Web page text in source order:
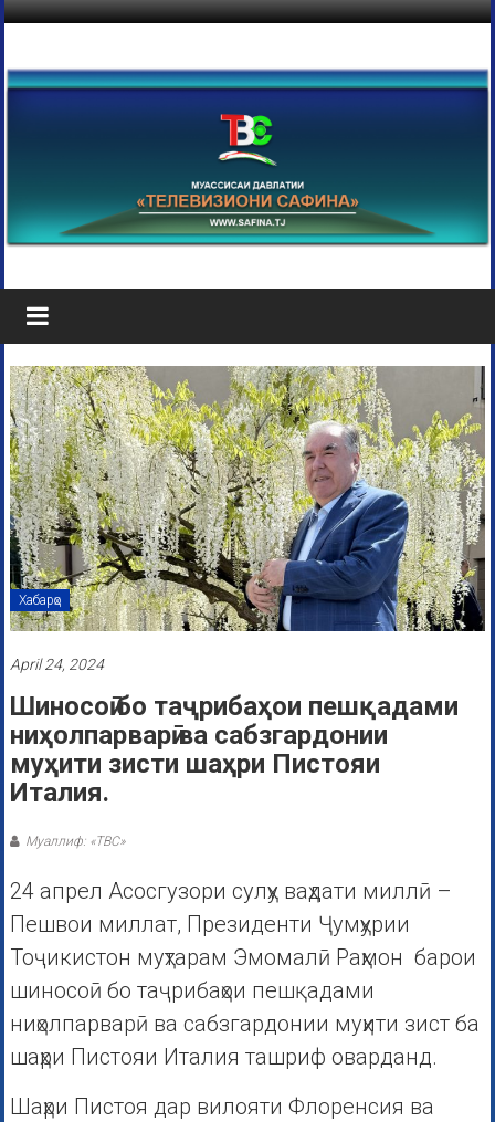
Хабарҳо
April 24, 2024
Шиносоӣ бо таҷрибаҳои пешқадами
ниҳолпарварӣ ва сабзгардонии
муҳити зисти шаҳри Пистояи
Италия.
Муаллиф: «ТВС»
24 апрел Асосгузори сулҳу ваҳдати миллӣ –
Пешвои миллат, Президенти Ҷумҳурии
Тоҷикистон муҳтарам Эмомалӣ Раҳмон барои
шиносоӣ бо таҷрибаҳои пешқадами
ниҳолпарварӣ ва сабзгардонии муҳити зист ба
шаҳри Пистояи Италия ташриф оварданд.
Шаҳри Пистоя дар вилояти Флоренсия ва